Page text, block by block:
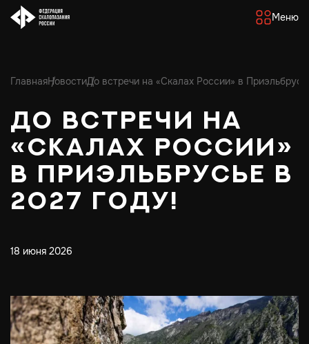
Меню
ГлавнаяНовостиДо встречи на «Скалах России» в
До встречи на
«Скалах России»
в Приэльбрусье в
2027 году!
18 июня 2026